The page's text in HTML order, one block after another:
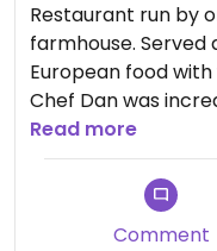
Restaurant run by
farmhouse.
European food
Chef Dan was
Wonderful
Read more
Comment